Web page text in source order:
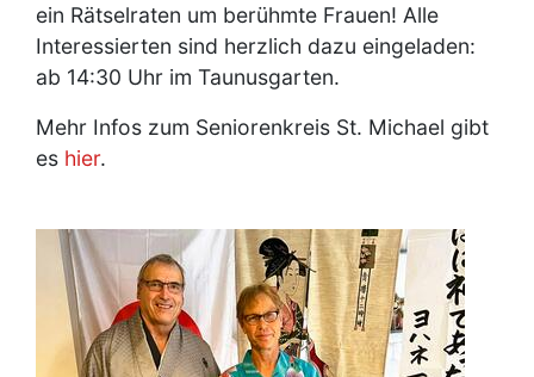
ein Rätselraten um berühmte Frauen! Alle
Interessierten sind herzlich dazu eingeladen:
ab 14:30 Uhr im Taunusgarten.
Mehr Infos zum Seniorenkreis St. Michael gibt
es hier.
Image